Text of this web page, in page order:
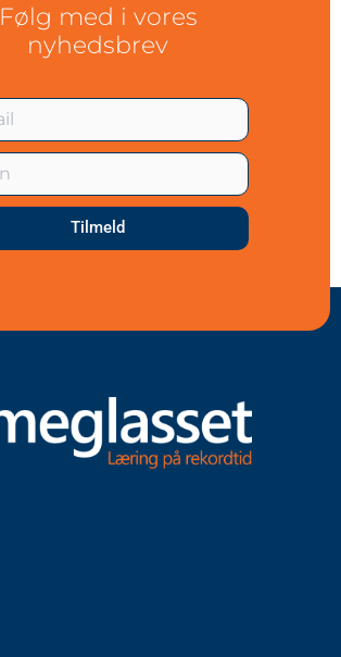
Følg med i vores
nyhedsbrev
Tilmeld